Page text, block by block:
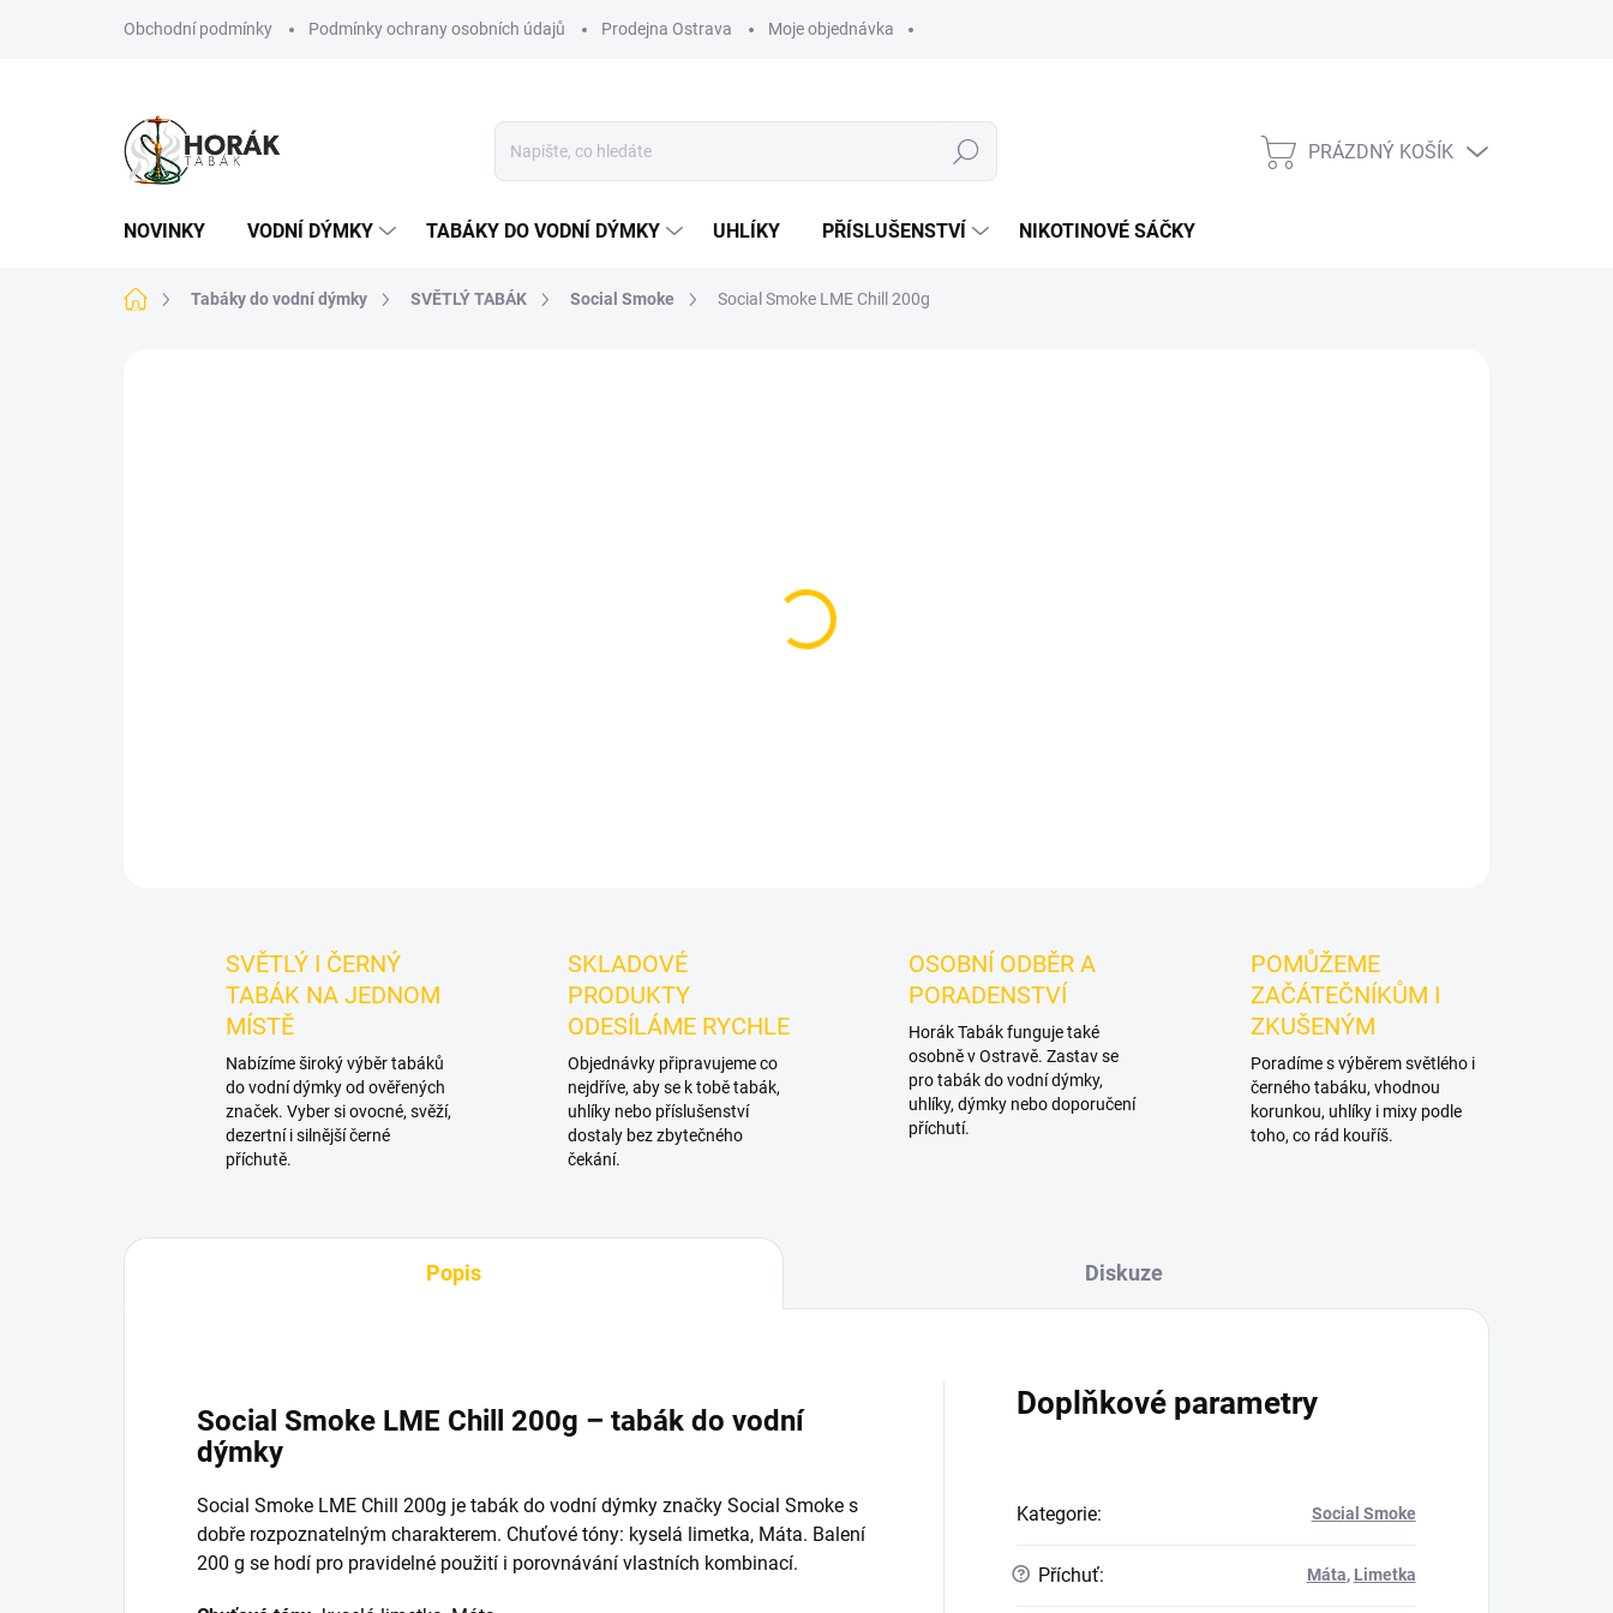
Obchodní podmínky Podmínky ochrany osobních údajů Prodejna Ostrava Moje objednávka
Hledat
NÁKUPNÍ
PRÁZDNÝ KOŠÍK
NOVINKY VODNÍ DÝMKY TABÁKY DO VODNÍ DÝMKY UHLÍKY PŘÍSLUŠENSTVÍ NIKOTINOVÉ SÁČKY
Domů Tabáky do vodní dýmky SVĚTLÝ TABÁK Social Smoke Social Smoke LME Chill 200g
vodní dýmky značky Social Smoke.
Oceníte jej samostatně i při kombinování s dalšími příchutěmi.
SVĚTLÝ I ČERNÝ
TABÁK NA JEDNOM
MÍSTĚ
Nabízíme široký výběr tabáků
do vodní dýmky od ověřených
značek. Vyber si ovocné, svěží,
dezertní i silnější černé
příchutě.
SKLADOVÉ
PRODUKTY
ODESÍLÁME RYCHLE
Objednávky připravujeme co
nejdříve, aby se k tobě tabák,
uhlíky nebo příslušenství
dostaly bez zbytečného
čekání.
OSOBNÍ ODBĚR A
PORADENSTVÍ
Horák Tabák funguje také
osobně v Ostravě. Zastav se
pro tabák do vodní dýmky,
uhlíky, dýmky nebo doporučení
příchutí.
POMŮŽEME
ZAČÁTEČNÍKŮM I
ZKUŠENÝM
Poradíme s výběrem světlého i
černého tabáku, vhodnou
korunkou, uhlíky i mixy podle
toho, co rád kouříš.
Popis Diskuze
Social Smoke LME Chill 200g – tabák do vodní
dýmky
Social Smoke LME Chill 200g je tabák do vodní dýmky značky Social Smoke s
dobře rozpoznatelným charakterem. Chuťové tóny: kyselá limetka, Máta. Balení
200 g se hodí pro pravidelné použití i porovnávání vlastních kombinací.
Doplňkové parametry
Kategorie: Social Smoke
? Příchuť: Máta, Limetka